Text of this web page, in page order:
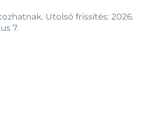
Utolsó frissítés: 2026.
7.